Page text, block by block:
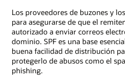
Los proveedores de buzones y
para asegurarse de que el
autorizado a enviar correos
dominio. SPF es una base
buena facilidad de distribución
protegerlo de abusos como el
phishing.